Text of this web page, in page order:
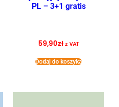
PL – 3+1 gratis
59,90zł z VAT
Dodaj do koszyka